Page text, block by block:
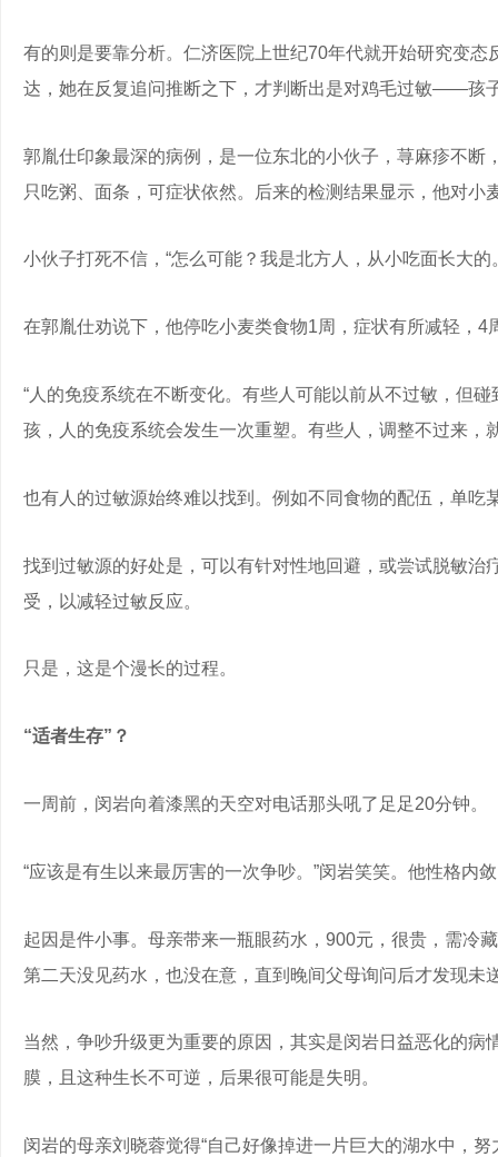
有的则是要靠分析。仁济医院上世纪70年代就开始研究变
达，她在反复追问推断之下，才判断出是对鸡毛过敏——孩
郭胤仕印象最深的病例，是一位东北的小伙子，荨麻疹不断
只吃粥、面条，可症状依然。后来的检测结果显示，他对小
小伙子打死不信，“怎么可能？我是北方人，从小吃面长大
在郭胤仕劝说下，他停吃小麦类食物1周，症状有所减轻，
“人的免疫系统在不断变化。有些人可能以前从不过敏，但
孩，人的免疫系统会发生一次重塑。有些人，调整不过来，
也有人的过敏源始终难以找到。例如不同食物的配伍，单吃
找到过敏源的好处是，可以有针对性地回避，或尝试脱敏治
受，以减轻过敏反应。
只是，这是个漫长的过程。
“适者生存”？
一周前，闵岩向着漆黑的天空对电话那头吼了足足20分钟。
“应该是有生以来最厉害的一次争吵。”闵岩笑笑。他性格内
起因是件小事。母亲带来一瓶眼药水，900元，很贵，需冷
第二天没见药水，也没在意，直到晚间父母询问后才发现未
当然，争吵升级更为重要的原因，其实是闵岩日益恶化的
膜，且这种生长不可逆，后果很可能是失明。
闵岩的母亲刘晓蓉觉得“自己好像掉进一片巨大的湖水中，